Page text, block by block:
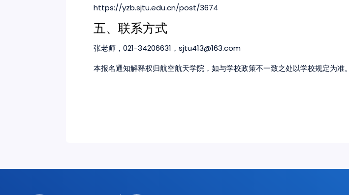
https://yzb.sjtu.edu.cn/post/3674
五、联系方式
张老师，021-34206631 ，sjtu413@163.com
本报名通知解释权归航空航天学院，如与学校政策不一致之处以学校规定为准。